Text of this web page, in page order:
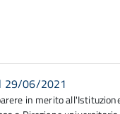
29/06/2021
in merito